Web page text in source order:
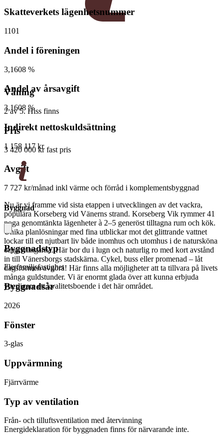
Våning
2 av 5. Hiss finns
Pris
3 420 000 kr fast pris
Avgift
7 727 kr/månad inkl värme och förråd i komplementsbyggnad
Nu är vi framme vid sista etappen i utvecklingen av det vackra,
populära Korseberg vid Vänerns strand. Korseberg Vik rymmer 41
noga genomtänkta lägenheter à 2–5 generöst tilltagna rum och kök.
Unika planlösningar med fina utblickar mot det glittrande vattnet
lockar till ett njutbart liv både inomhus och utomhus i de natursköna
omgivningarna. Här bor du i lugn och naturlig ro med kort avstånd
in till Vänersborgs stadskärna. Cykel, buss eller promenad – låt
dagsformen avgöra! Här finns alla möjligheter att ta tillvara på livets
många guldstunder. Vi är enormt glada över att kunna erbjuda
ytterligare ett kvalitetsboende i det här området.
Skatteverkets lägenhetsnummer
1101
Andel i föreningen
3,1608 %
Andel av årsavgift
3,1608 %
Indirekt nettoskuldsättning
1 158 117 kr
Byggnad
Byggnadstyp
Flerfamiljsfastighet
Byggnadsår
2026
Fönster
3-glas
Uppvärmning
Fjärrvärme
Typ av ventilation
Från- och tilluftsventilation med återvinning
Energideklaration för byggnaden finns för närvarande inte.